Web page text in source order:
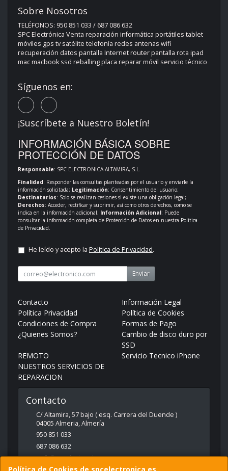
Sobre Nosotros
TELÉFONOS: 950 851 033 / 687 086 632
SPC Electrónica Venta reparación informática portátiles tablet
móviles gps tv satélite telefonía redes antenas wifi
recuperación datos pantalla Internet router pantalla rota ipad
mac macbook ssd reballing placa reparar móvil servicio técnico
Síguenos en:
¡Suscríbete a Nuestro Boletín!
INFORMACIÓN BÁSICA SOBRE
PROTECCIÓN DE DATOS
Responsable: SPC ELECTRONICA ALTAMIRA, S.L.
Finalidad: Responder las consultas planteadas por el usuario y enviarle la
información solicitada; Legitimación: Consentimiento del usuario;
Destinatarios: Solo se realizan cesiones si existe una obligación legal;
Derechos: Acceder, rectificar y suprimir, así como otros derechos, como se
indica en la información adicional; Información Adicional: Puede
consultar la información completa de Protección de Datos en nuestra Política
de Privacidad.
He leído y acepto la Política de Privacidad.
Enviar
Contacto
Información Legal
Política Privacidad
Política de Cookies
Condiciones de Compra
Formas de Pago
¿Quienes Somos?
Cambio de disco duro por
SSD
REMOTO
Servicio Tecnico iPhone
NUESTROS SERVICIOS DE
REPARACION
Contacto
C/ Altamira, 57 bajo ( esq. Carrera del Duende )
04005 Almeria,Almería
950 851 033
687 086 632
web@spcelectronica.es